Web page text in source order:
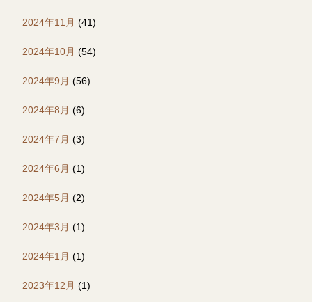
2024年11月 (41)
2024年10月 (54)
2024年9月 (56)
2024年8月 (6)
2024年7月 (3)
2024年6月 (1)
2024年5月 (2)
2024年3月 (1)
2024年1月 (1)
2023年12月 (1)